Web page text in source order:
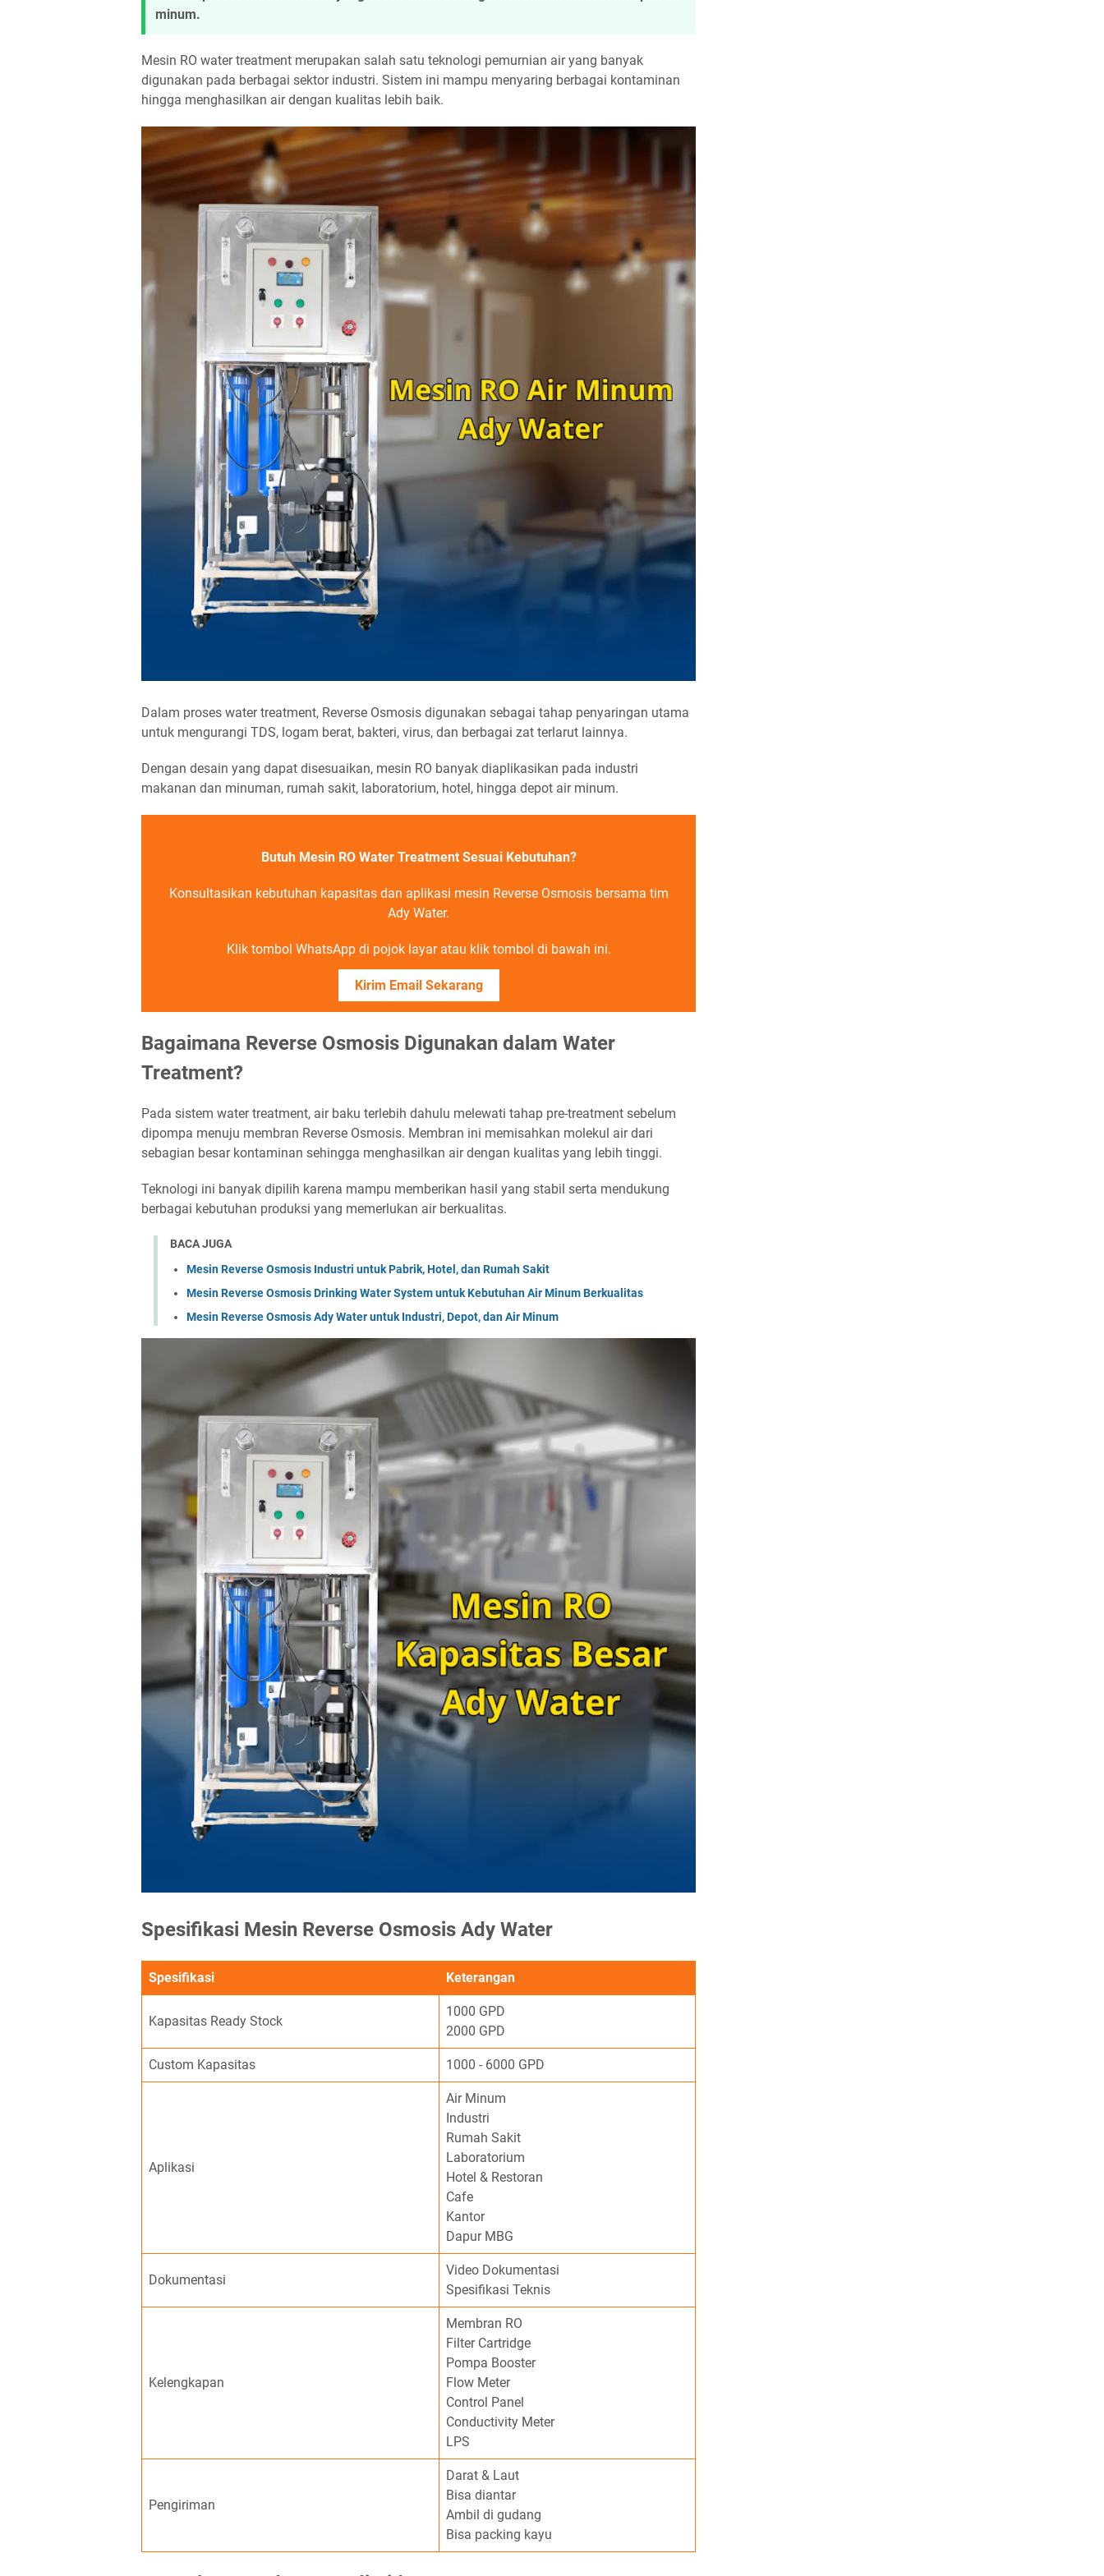
minum.
Mesin RO water treatment merupakan salah satu teknologi pemurnian air yang banyak
digunakan pada berbagai sektor industri. Sistem ini mampu menyaring berbagai kontaminan
hingga menghasilkan air dengan kualitas lebih baik.
Dalam proses water treatment, Reverse Osmosis digunakan sebagai tahap penyaringan utama
untuk mengurangi TDS, logam berat, bakteri, virus, dan berbagai zat terlarut lainnya.
Dengan desain yang dapat disesuaikan, mesin RO banyak diaplikasikan pada industri
makanan dan minuman, rumah sakit, laboratorium, hotel, hingga depot air minum.
Butuh Mesin RO Water Treatment Sesuai Kebutuhan?
Konsultasikan kebutuhan kapasitas dan aplikasi mesin Reverse Osmosis bersama tim
Ady Water.
Klik tombol WhatsApp di pojok layar atau klik tombol di bawah ini.
Kirim Email Sekarang
Bagaimana Reverse Osmosis Digunakan dalam Water
Treatment?
Pada sistem water treatment, air baku terlebih dahulu melewati tahap pre-treatment sebelum
dipompa menuju membran Reverse Osmosis. Membran ini memisahkan molekul air dari
sebagian besar kontaminan sehingga menghasilkan air dengan kualitas yang lebih tinggi.
Teknologi ini banyak dipilih karena mampu memberikan hasil yang stabil serta mendukung
berbagai kebutuhan produksi yang memerlukan air berkualitas.
BACA JUGA
Mesin Reverse Osmosis Industri untuk Pabrik, Hotel, dan Rumah Sakit
Mesin Reverse Osmosis Drinking Water System untuk Kebutuhan Air Minum Berkualitas
Mesin Reverse Osmosis Ady Water untuk Industri, Depot, dan Air Minum
Spesifikasi Mesin Reverse Osmosis Ady Water
Spesifikasi Keterangan
Kapasitas Ready Stock
1000 GPD
2000 GPD
Custom Kapasitas 1000 - 6000 GPD
Aplikasi
Air Minum
Industri
Rumah Sakit
Laboratorium
Hotel & Restoran
Cafe
Kantor
Dapur MBG
Dokumentasi
Video Dokumentasi
Spesifikasi Teknis
Kelengkapan
Membran RO
Filter Cartridge
Pompa Booster
Flow Meter
Control Panel
Conductivity Meter
LPS
Pengiriman
Darat & Laut
Bisa diantar
Ambil di gudang
Bisa packing kayu